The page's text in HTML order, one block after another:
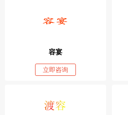
容宴
立即咨询